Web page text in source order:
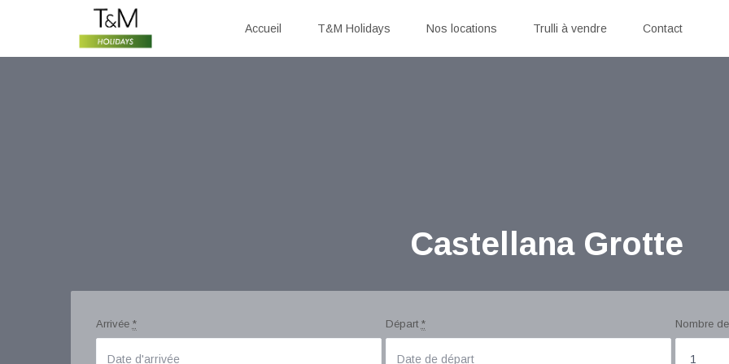
Accueil T&M Holidays Nos locations Trulli à vendre Contact
Castellana Grotte
Arrivée * Départ * Nombre